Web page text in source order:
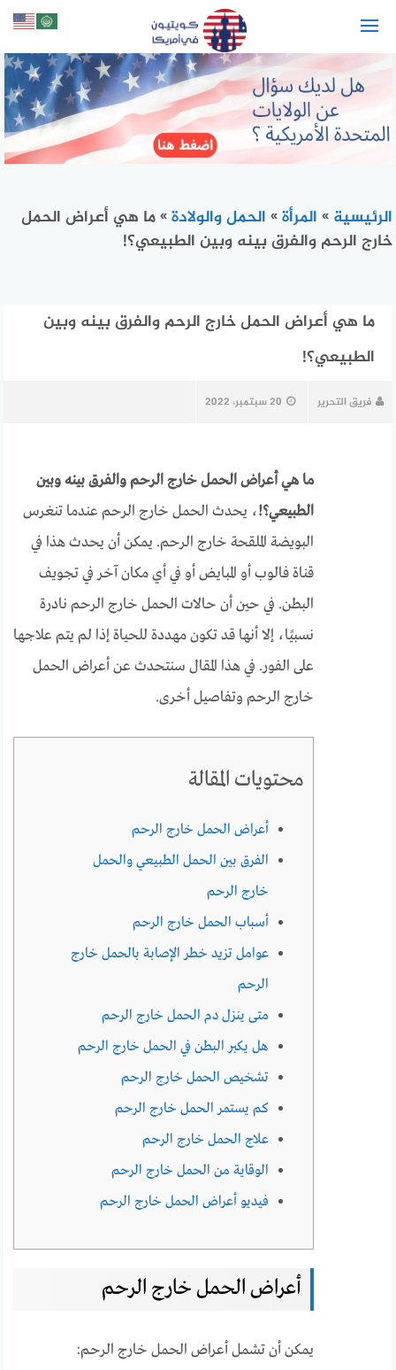
الرئيسية » المرأة» الحمل والولادة»ما هي أعراض الحمل
خارج الرحم والفرق بينه وبين الطبيعي؟!
ما هي أعراض الحمل خارج الرحم والفرق بينه وبين
الطبيعي؟!
فريق التحرير 20 سبتمبر، 2022
ما هي أعراض الحمل خارج الرحم والفرق بينه وبين
الطبيعي؟!، يحدث الحمل خارج الرحم عندما تنغرس
البويضة الملقحة خارج الرحم. يمكن أن يحدث هذا في
قناة فالوب أو المبايض أو في أي مكان آخر في تجويف
البطن. في حين أن حالات الحمل خارج الرحم نادرة
نسبيًا، إلا أنها قد تكون مهددة للحياة إذا لم يتم علاجها
على الفور. في هذا المقال سنتحدث عن أعراض الحمل
خارج الرحم وتفاصيل أخرى.
محتويات المقالة
أعراض الحمل خارج الرحم
الفرق بين الحمل الطبيعي والحمل
خارج الرحم
أسباب الحمل خارج الرحم
عوامل تزيد خطر الإصابة بالحمل خارج
الرحم
متى ينزل دم الحمل خارج الرحم
هل يكبر البطن في الحمل خارج الرحم
تشخيص الحمل خارج الرحم
كم يستمر الحمل خارج الرحم
علاج الحمل خارج الرحم
الوقاية من الحمل خارج الرحم
فيديو أعراض الحمل خارج الرحم
أعراض الحمل خارج الرحم
يمكن أن تشمل أعراض الحمل خارج الرحم: